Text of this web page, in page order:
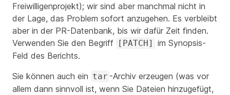
Freiwilligenprojekt); wir sind aber manchmal nicht in
der Lage, das Problem sofort anzugehen. Es verbleibt
aber in der PR-Datenbank, bis wir dafür Zeit finden.
Verwenden Sie den Begriff [PATCH]
im Synopsis-
Feld des Berichts.
Sie können auch ein tar -Archiv erzeugen (was vor
allem dann sinnvoll ist, wenn Sie Dateien hinzugefügt,